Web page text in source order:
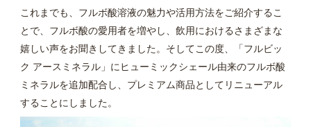
これまでも、フルボ酸溶液の魅力や活用方法をご紹介するこ
とで、フルボ酸の愛用者を増やし、飲用におけるさまざまな
嬉しい声をお聞きしてきました。そしてこの度、「フルビッ
ク アースミネラル」にヒューミックシェール由来のフルボ酸
ミネラルを追加配合し、プレミアム商品としてリニューアル
することにしました。